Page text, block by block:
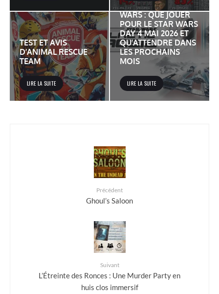
TEST ET AVIS
D’ANIMAL RESCUE
TEAM
LIRE LA SUITE
JEUX VIDÉO STAR
WARS : QUE JOUER
POUR LE STAR WARS
DAY 4 MAI 2026 ET
QU’ATTENDRE DANS
LES PROCHAINS
MOIS
LIRE LA SUITE
Précédent
Ghoul’s Saloon
Suivant
L’Étreinte des Ronces : Une Murder Party en
huis clos immersif